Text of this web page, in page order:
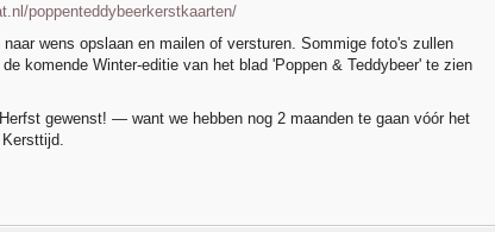
poppenteddybeerkerstkaarten/
wens opslaan en mailen of versturen. Sommige foto's zullen
komende Winter-editie van het blad 'Poppen & Teddybeer' te zien
gewenst! — want we hebben nog 2 maanden te gaan vóór het